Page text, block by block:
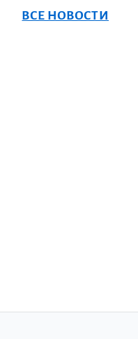
ВСЕ НОВОСТИ